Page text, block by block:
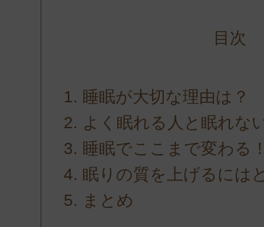
目次
睡眠が大切な理由は？
よく眠れる人と眠れな
睡眠でここまで変わる
眠りの質を上げるには
まとめ